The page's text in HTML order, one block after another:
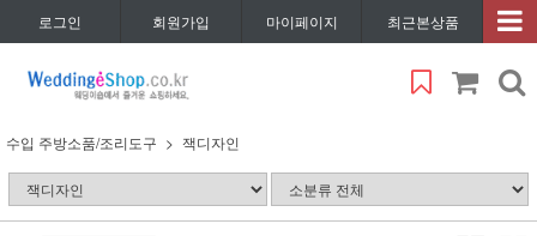
로그인 회원가입 마이페이지 최근본상품
수입 주방소품/조리도구 잭디자인